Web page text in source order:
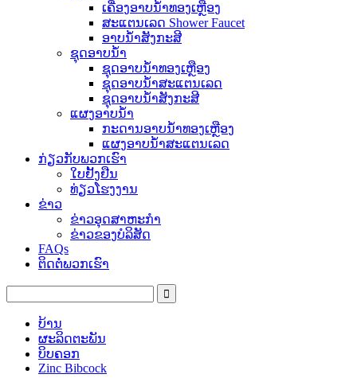
ເຄື່ອງອາບນໍ້າທອງເຫຼືອງ
ສະແຕນເລດ Shower Faucet
ອາບນ້ໍາສັງກະສີ
ຊຸດອາບນໍ້າ
ຊຸດອາບນ້ໍາທອງເຫຼືອງ
ຊຸດອາບນ້ໍາສະແຕນເລດ
ຊຸດອາບນ້ໍາສັງກະສີ
ແຜງອາບນ້ໍາ
ກະດານອາບນ້ໍາທອງເຫຼືອງ
ແຜງອາບນ້ໍາສະແຕນເລດ
ກ່ຽວກັບພວກເຮົາ
ໃບຢັ້ງຢືນ
ທ່ຽວໂຮງງານ
ຂ່າວ
ຂ່າວອຸດສາຫະກໍາ
ຂ່າວຂອງບໍລິສັດ
FAQs
ຕິດຕໍ່ພວກເຮົາ
ບ້ານ
ຜະລິດຕະພັນ
ບິບຄອກ
Zinc Bibcock